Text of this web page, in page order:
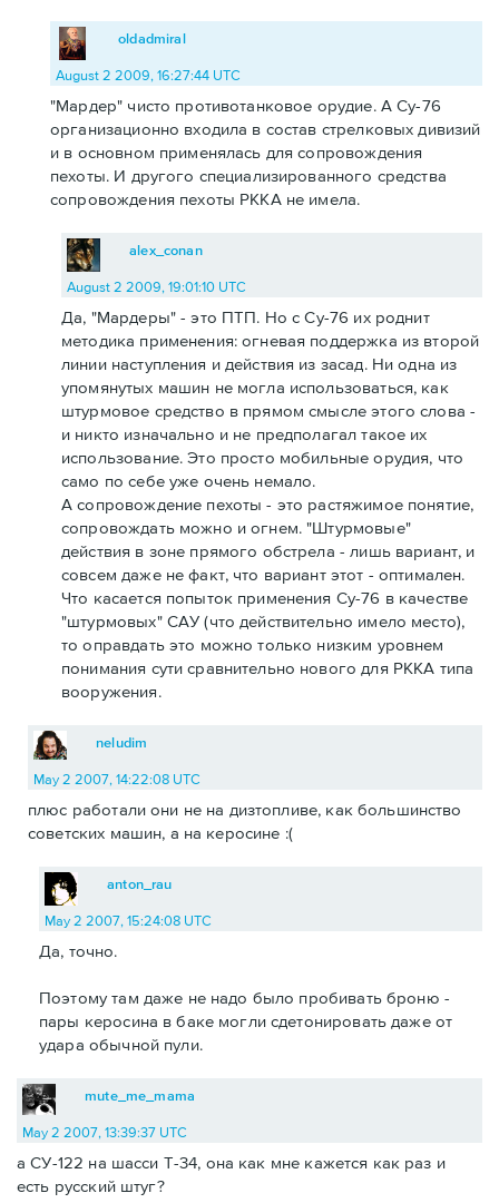
oldadmiral
August 2 2009, 16:27:44 UTC
"Мардер" чисто противотанковое орудие. А Су-76
организационно входила в состав стрелковых дивизий
и в основном применялась для сопровождения
пехоты. И другого специализированного средства
сопровождения пехоты РККА не имела.
alex_conan
August 2 2009, 19:01:10 UTC
Да, "Мардеры" - это ПТП. Но с Су-76 их роднит
методика применения: огневая поддержка из второй
линии наступления и действия из засад. Ни одна из
упомянутых машин не могла использоваться, как
штурмовое средство в прямом смысле этого слова -
и никто изначально и не предполагал такое их
использование. Это просто мобильные орудия, что
само по себе уже очень немало.
А сопровождение пехоты - это растяжимое понятие,
сопровождать можно и огнем. "Штурмовые"
действия в зоне прямого обстрела - лишь вариант, и
совсем даже не факт, что вариант этот - оптимален.
Что касается попыток применения Су-76 в качестве
"штурмовых" САУ (что действительно имело место),
то оправдать это можно только низким уровнем
понимания сути сравнительно нового для РККА типа
вооружения.
neludim
May 2 2007, 14:22:08 UTC
плюс работали они не на дизтопливе, как большинство
советских машин, а на керосине :(
anton_rau
May 2 2007, 15:24:08 UTC
Да, точно.
Поэтому там даже не надо было пробивать броню -
пары керосина в баке могли сдетонировать даже от
удара обычной пули.
mute_me_mama
May 2 2007, 13:39:37 UTC
а СУ-122 на шасси Т-34, она как мне кажется как раз и
есть русский штуг?